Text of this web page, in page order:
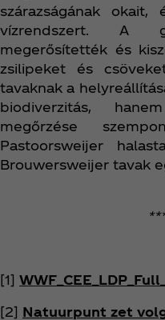
szárazságának
vízrendszert. A
megerősítették és
zsilipeket és
tavaknak a
biodiverzitás,
megőrzése
Pastoorsweijer
Brouwersweijer tavak
[1]
[2] Natuurpunt zet